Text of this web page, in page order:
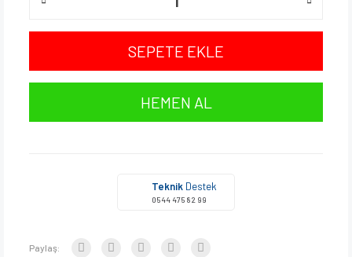
SEPETE EKLE
HEMEN AL
Teknik Destek
0544 475 82 99
Paylaş: